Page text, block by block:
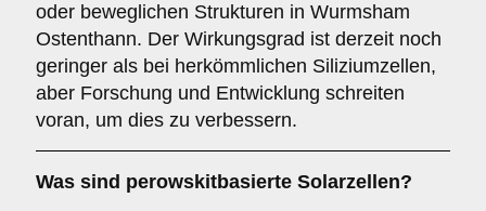
oder beweglichen Strukturen in Wurmsham
Ostenthann. Der Wirkungsgrad ist derzeit noch
geringer als bei herkömmlichen Siliziumzellen,
aber Forschung und Entwicklung schreiten
voran, um dies zu verbessern.
Was sind perowskitbasierte Solarzellen?